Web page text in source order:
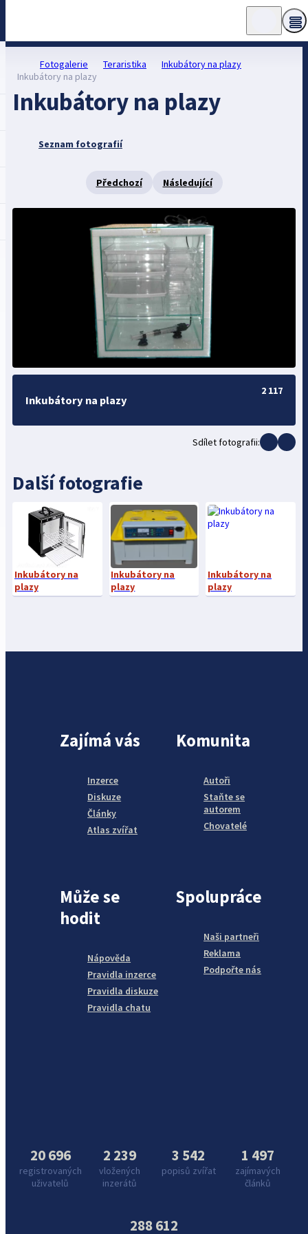
Fotogalerie Teraristika
Inkubátory na plazy
Inkubátory na plazy
Inkubátory na plazy
Seznam fotografií
Předchozí Následující
Inkubátory na plazy
2 117
Sdílet fotografii:
Další fotografie
Inkubátory na
plazy
Inkubátory na
plazy
Inkubátory na
plazy
Zajímá vás
Inzerce
Diskuze
Články
Atlas zvířat
Komunita
Autoři
Staňte se
autorem
Chovatelé
Může se
hodit
Nápověda
Pravidla inzerce
Pravidla diskuze
Pravidla chatu
Spolupráce
Naši partneři
Reklama
Podpořte nás
20 696
registrovaných
uživatelů
2 239
vložených
inzerátů
3 542
popisů zvířat
1 497
zajímavých
článků
288 612